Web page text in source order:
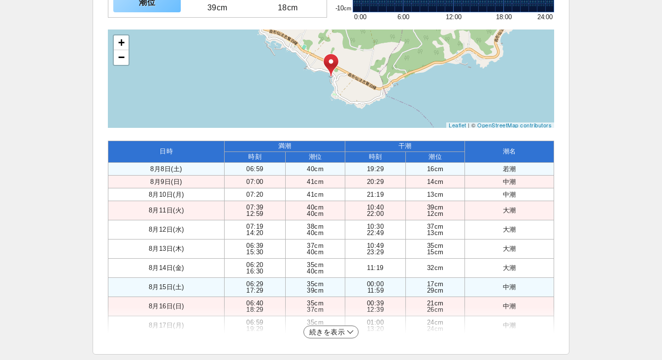
潮位
39cm
18cm
-10
0:00
6:00 12:00 18:00 24:00
+
−
Leaflet| ©OpenStreetMap contributors
日時
満潮 干潮
潮名
時刻 潮位 時刻
潮位
8月8日(土)
06:59 40cm 19:29 16cm
若潮
8月9日(日)
07:00 41cm 20:29 14cm
中潮
8月10日(月)
07:20 41cm 21:19 13cm 中潮
8月11日(火)
07:39
12:59
40cm
40cm
10:40
22:00
39cm
12cm
大潮
8月12日(水)
07:19
14:20
38cm
40cm
10:30
22:49
37cm
13cm
大潮
8月13日(木)
06:39
15:30
37cm
40cm
10:49
23:29
35cm
15cm
大潮
8月14日(金)
06:20
16:30
35cm
40cm
11:19 32cm 大潮
8月15日(土)
06:29
17:29
35cm
39cm
00:00
11:59
17cm
29cm
中潮
8月16日(日)
06:40
18:29
35cm
37cm
00:39
12:39
21cm
26cm
中潮
8月17日(月)
06:59
19:29
35cm
35cm
01:00
13:20
24cm
24cm
中潮
続きを表示